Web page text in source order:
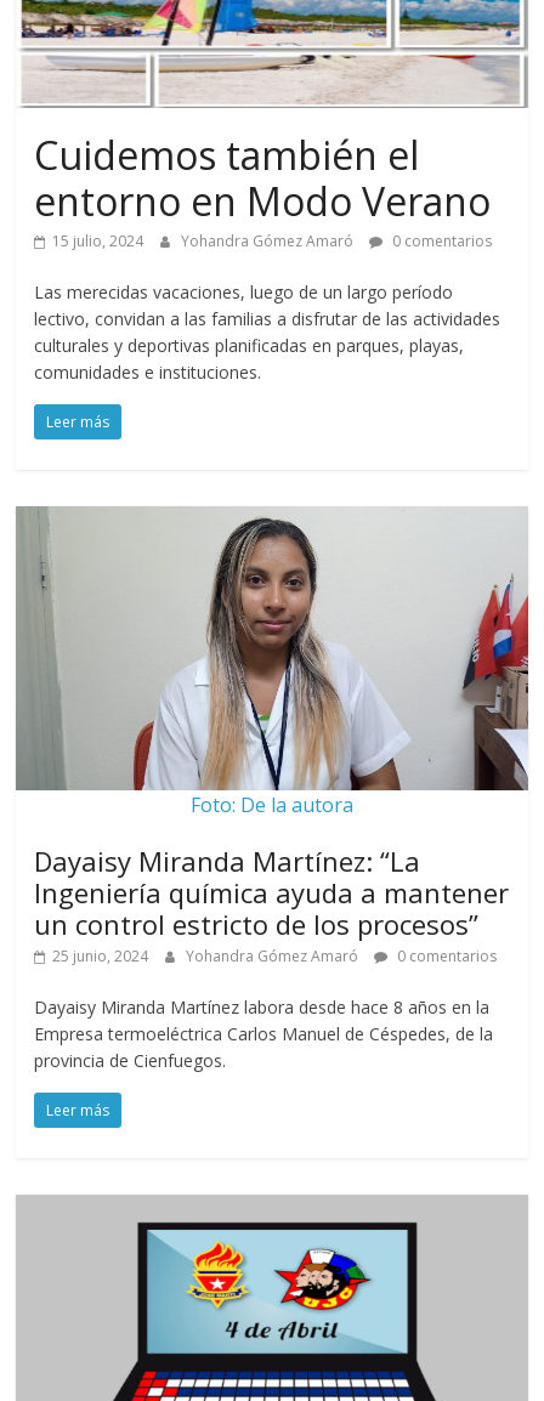
Cuidemos también el
entorno en Modo Verano
15 julio, 2024 Yohandra Gómez Amaró 0 comentarios
Las merecidas vacaciones, luego de un largo período
lectivo, convidan a las familias a disfrutar de las actividades
culturales y deportivas planificadas en parques, playas,
comunidades e instituciones.
Leer más
Foto: De la autora
Dayaisy Miranda Martínez: “La
Ingeniería química ayuda a mantener
un control estricto de los procesos”
25 junio, 2024 Yohandra Gómez Amaró 0 comentarios
Dayaisy Miranda Martínez labora desde hace 8 años en la
Empresa termoeléctrica Carlos Manuel de Céspedes, de la
provincia de Cienfuegos.
Leer más